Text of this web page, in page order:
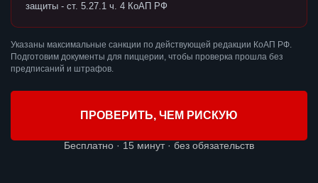
защиты - ст. 5.27.1 ч. 4 КоАП РФ
Указаны максимальные санкции по действующей редакции КоАП РФ.
Подготовим документы для пиццерии, чтобы проверка прошла без
предписаний и штрафов.
ПРОВЕРИТЬ, ЧЕМ РИСКУЮ
Бесплатно · 15 минут · без обязательств